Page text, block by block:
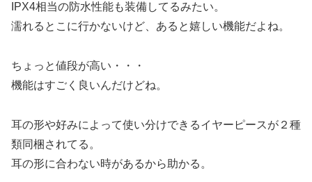
IPX4相当の防水性能も装備してるみたい。
濡れるとこに行かないけど、あると嬉しい機能だよね。
ちょっと値段が高い・・・
機能はすごく良いんだけどね。
耳の形や好みによって使い分けできるイヤーピースが２種
類同梱されてる。
耳の形に合わない時があるから助かる。